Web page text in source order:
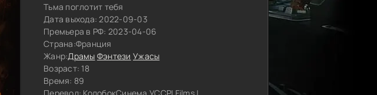
Тьма поглотит тебя
Дата выхода: 2022-09-03
Премьера в РФ: 2023-04-06
Страна:Франция
Жанр:Драмы Фэнтези Ужасы
Возраст: 18
Время: 89
Перевод: КолобокСинема УСCPI Films |